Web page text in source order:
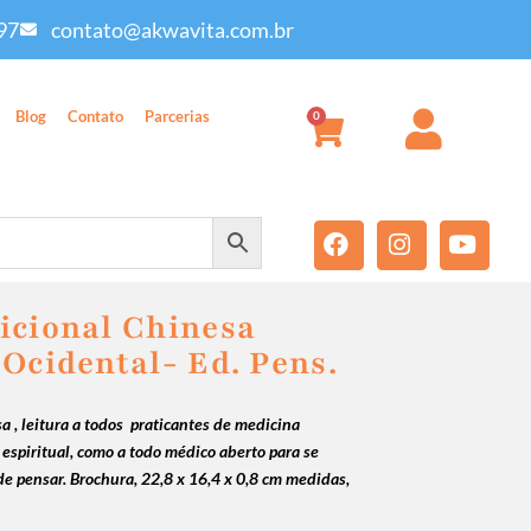
contato@akwavita.com.br
Blog Contato Parcerias 0
Chinesa
Ed. Pens.
, leitura a todos praticantes de medicina
como a todo médico aberto para se
pensar. Brochura, 22,8 x 16,4 x 0,8 cm medidas,